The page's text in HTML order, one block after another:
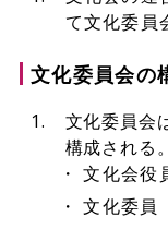
て文化委員
文化委員会の
文化委員会
構成される。
文化会役
文化委員